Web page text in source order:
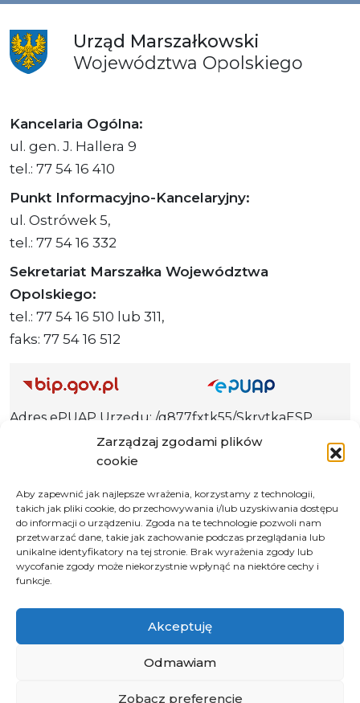
Zarządzaj zgodami plików
cookie
Aby zapewnić jak najlepsze wrażenia, korzystamy z technologii,
takich jak pliki cookie, do przechowywania i/lub uzyskiwania dostępu
do informacji o urządzeniu. Zgoda na te technologie pozwoli nam
przetwarzać dane, takie jak zachowanie podczas przeglądania lub
unikalne identyfikatory na tej stronie. Brak wyrażenia zgody lub
wycofanie zgody może niekorzystnie wpłynąć na niektóre cechy i
funkcje.
Akceptuję
Odmawiam
Zobacz preferencje
Urząd Marszałkowski
Województwa Opolskiego
Kancelaria Ogólna:
ul. gen. J. Hallera 9
tel.: 77 54 16 410
Punkt Informacyjno-Kancelaryjny:
ul. Ostrówek 5,
tel.: 77 54 16 332
Sekretariat Marszałka Województwa
Opolskiego:
tel.: 77 54 16 510 lub 311,
faks: 77 54 16 512
Adres ePUAP Urzędu: /q877fxtk55/SkrytkaESP
Adres do e-Doręczeń
Urzędu: AE:PL-66703-73759-IGTUV-14
Polityka prywatności
Klauzula informacyjna RODO
Deklaracja dostępności
© 2026 Samorząd Województwa Opolskiego